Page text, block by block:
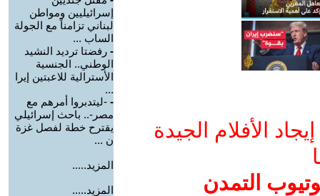
الأفلام الجيدة
التمدن
إسرائيليين ومواطن
لبناني تزامناً مع الجولة
الساب ...
- رفضتا ترديد النشيد
الوطني.. الجنسية
الأسترالية للاعبتين إيرا
...
- -ليتدبروا أمرهم مع
مصر-.. باحث إسرائيلي
يقترح خطة لفصل غزة
ن ...
المزيد.....
المزيد.....